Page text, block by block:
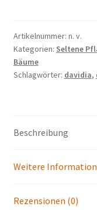
Artikelnummer: n. v.
Kategorien: Seltene
Bäume
Schlagwörter: davidia,
Beschreibung
Weitere
Rezensionen (0)